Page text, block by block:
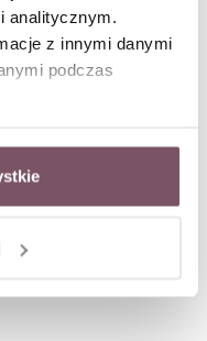
analitycznym.
z innymi danymi
podczas